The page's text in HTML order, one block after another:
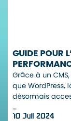
GUIDE POUR
Grâce à un
que WordPress,
désormais
…
10 Juil 2024